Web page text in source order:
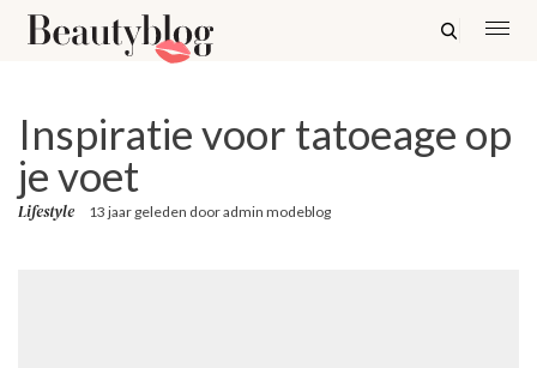
Inspiratie voor tatoeage op
je voet
Lifestyle 13 jaar geleden dooradmin modeblog